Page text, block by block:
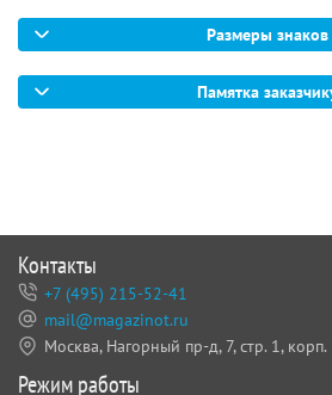
Размеры знаков
Памятка
Контакты
+7 (495) 215-52-41
mail@magazinot.ru
Москва, Нагорный пр-д, 7, стр. 1,
Режим работы